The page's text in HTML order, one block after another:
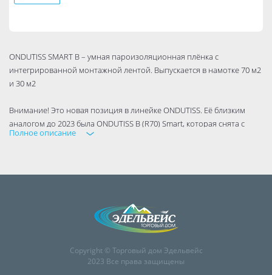
ONDUTISS SMART B – умная пароизоляционная плёнка с
интегрированной монтажной лентой. Выпускается в намотке 70 м2
и 30 м2
Внимание! Это новая позиция в линейке ONDUTISS. Её близким
аналогом до 2023 была ONDUTISS B (R70) Smart, которая снята с
производства в январе 2023.
внешних поверхностях зданий и не должна подвергаться
Функции пароизоляционной плёнки:
водяных паров изнутри помещения,
Полное описание
Copyright © Торговый дом Эдельвейс
2023 Все права защищены